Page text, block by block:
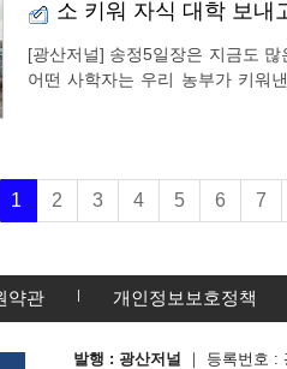
소 키워 자식 대학 보내
[광산저널] 송정5일장은 지금도
어떤 사학자는 우리 농부가 키워
1 2 3 4 5 6 7
약관 개인정보보호정책
발행 : 광산저널 ｜ 등록번호 :